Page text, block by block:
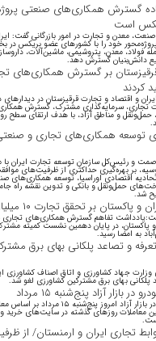
گسترش همکاری‌های صنعتی
است
معدن و تجارت در امور بازرگانی گفت:
خود را با کشور‌های عضو بریکس در
فولاد، معدن، پتروشیمی، ماشین‌آلات،
دانش‌بنیان گسترش دهد.
بر گسترش همکاری‌های
کردند
و اقتصاد و تجارت قرقیزستان در دیدار‌های
تجاری، سرمایه‌گذاری مشترک، گسترش
حمل‌ونقل و مناطق آزاد، با هدف ارتقای سطح
توسعه همکاری‌های تجاری و
صمت و رئیس‌کل سازمان توسعه تجارت ایران با
بر بهره‌گیری حداکثری از ظرفیت‌های
اقتصادی اوراسیا، توسعه همکاری‌های
حمل‌ونقل و بانکی و تدوین نقشه راه
شد.
پاکستان بر تحقق تجارت ۱۰ میلیارد دلاری
تفاهم گسترش همکاری‌های تجاری
و پاکستان، در پایان دهمین نشست کمیته
به امضا رسید.
و تصاعد پلکانی بهای برق
وزارت جهاد کشاورزی و اتاق اصناف کشاورزی
پلکانی بهای برق مشترکین کشاورزی لغو شد.
بازار آزاد پنج‌شنبه ۱۵ مرداد
قیمت خودرو در بازار آزاد امروز
معاملات روز‌های گذشته در سایت‌های خرید
تجاری ایران و ارمنستان/ از